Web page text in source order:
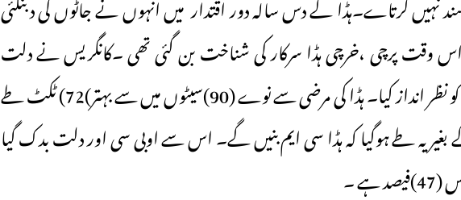
وقت پرچی ،خرچی ہڈا سرکار کی شناخت بن گئی تھی ۔کانگریس نے دلت
چہرے کماری شیلجا کو نظر انداز کیا۔ ہڈا کی مرضی سے نوے (90)سیٹوں میں سے بہتر)72) ٹکٹ طے
یہ طے ہوگیا کہ ہڈا سی ایم بنیں گے۔ اس سے اوبی سی اور دلت بدک گیا
ہے ۔